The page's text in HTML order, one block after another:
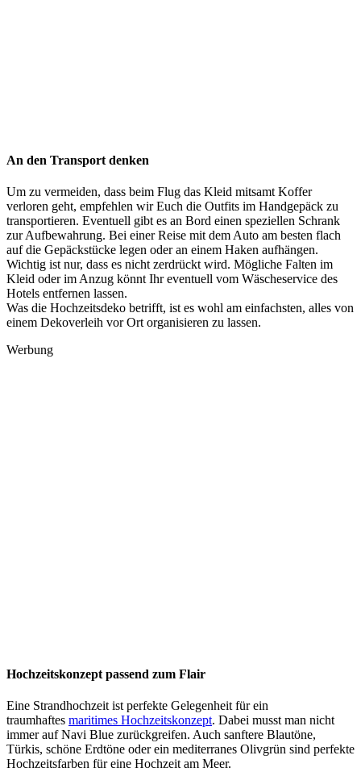
An den Transport denken
Um zu vermeiden, dass beim Flug das Kleid mitsamt Koffer
verloren geht, empfehlen wir Euch die Outfits im Handgepäck zu
transportieren. Eventuell gibt es an Bord einen speziellen Schrank
zur Aufbewahrung. Bei einer Reise mit dem Auto am besten flach
auf die Gepäckstücke legen oder an einem Haken aufhängen.
Wichtig ist nur, dass es nicht zerdrückt wird. Mögliche Falten im
Kleid oder im Anzug könnt Ihr eventuell vom Wäscheservice des
Hotels entfernen lassen.
Was die Hochzeitsdeko betrifft, ist es wohl am einfachsten, alles von
einem Dekoverleih vor Ort organisieren zu lassen.
Werbung
Hochzeitskonzept passend zum Flair
Eine Strandhochzeit ist perfekte Gelegenheit für ein
traumhaftes maritimes Hochzeitskonzept. Dabei musst man nicht
immer auf Navi Blue zurückgreifen. Auch sanftere Blautöne,
Türkis, schöne Erdtöne oder ein mediterranes Olivgrün sind perfekte
Hochzeitsfarben für eine Hochzeit am Meer.